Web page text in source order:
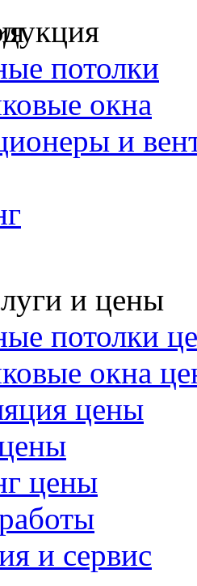
потолки
окна
и
и цены
потолки
окна
цены
цены
и сервис